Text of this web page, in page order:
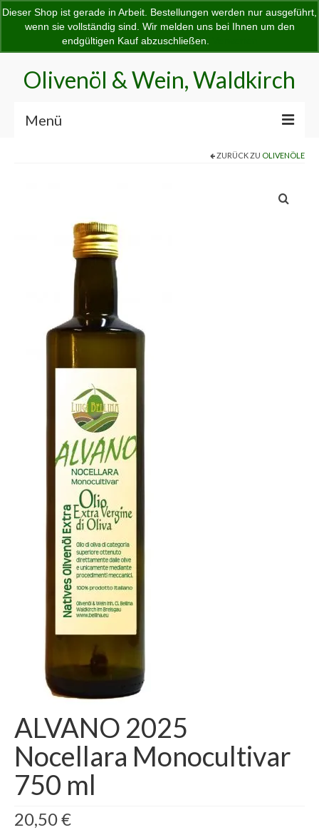
Dieser Shop ist gerade in Arbeit. Bestellungen werden nur ausgeführt,
wenn sie vollständig sind. Wir melden uns bei Ihnen um den
endgültigen Kauf abzuschließen.
Home Startseite Shop Dein Warenkorb- 0,00€
Suchen
nach:
Olivenöl & Wein, Waldkirch
Menü
Mein Konto
Kasse
Warenkorb
Zahlungsarten
Versandarten
Widerrufsbelehrung
AGB
Impressum
ZURÜCK ZU OLIVENÖLE
ALVANO 2025
Nocellara Monocultivar
750 ml
20,50€